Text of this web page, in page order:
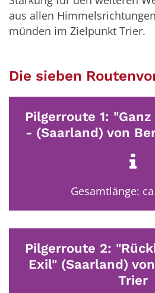
aus allen
münden im Zielpunkt Trier.
Die sieben
Pilgerroute 1:
- (Saarland) von
Gesamtlänge:
Pilgerroute 2:
Exil" (Saarland)
Trier